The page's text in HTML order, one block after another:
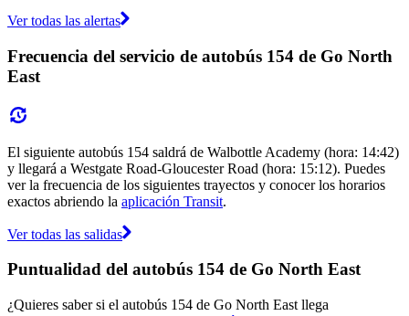
Ver todas las alertas
Frecuencia del servicio de autobús 154 de Go North
East
El siguiente autobús 154 saldrá de Walbottle Academy (hora: 14:42)
y llegará a Westgate Road-Gloucester Road (hora: 15:12). Puedes
ver la frecuencia de los siguientes trayectos y conocer los horarios
exactos abriendo la aplicación Transit.
Ver todas las salidas
Puntualidad del autobús 154 de Go North East
¿Quieres saber si el autobús 154 de Go North East llega